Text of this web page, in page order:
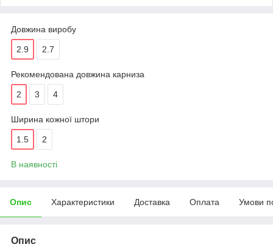
Довжина виробу
2.9 2.7
Рекомендована довжина карниза
2 3 4
Ширина кожної штори
1.5 2
В наявності
Опис Характеристики Доставка Оплата Умови
Опис